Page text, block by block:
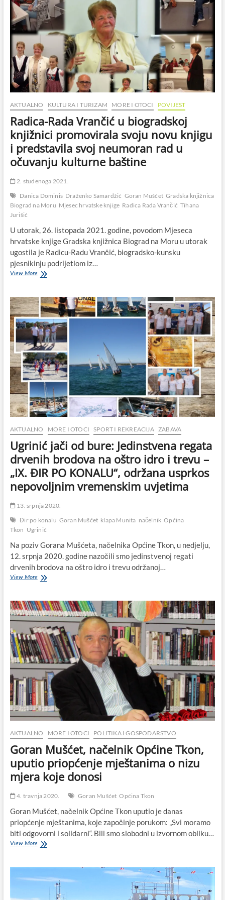
AKTUALNO KULTURA I TURIZAM MORE I OTOCI POVIJEST
Radica-Rada Vrančić u biogradskoj
knjižnici promovirala svoju novu knjigu
i predstavila svoj neumoran rad u
očuvanju kulturne baštine
2. studenoga 2021.
Danica Dominis Draženko Samardžić Goran Mušćet Gradska knjižnica
Biograd na Moru Mjesec hrvatske knjige Radica Rada Vrančić Tihana
Jurišić
U utorak, 26. listopada 2021. godine, povodom Mjeseca
hrvatske knjige Gradska knjižnica Biograd na Moru u utorak
ugostila je Radicu-Radu Vrančić, biogradsko-kunsku
pjesnikinju podrijetlom iz…
View MoreRadica-
u
biogradskoj
knjižnici
promovirala
svoju
novu
knjigu
i
predstavila
svoj
neumoran
rad
u
očuvanju
kulturne
baštine
AKTUALNO MORE I OTOCI SPORT I REKREACIJA ZABAVA
Ugrinić jači od bure: Jedinstvena regata
drvenih brodova na oštro idro i trevu –
„IX. ĐIR PO KONALU“, održana usprkos
nepovoljnim vremenskim uvjetima
13. srpnja 2020.
Đir po konalu Goran Mušćet klapa Munita načelnik Općina
Tkon Ugrinić
Na poziv Gorana Mušćeta, načelnika Općine Tkon, u nedjelju,
12. srpnja 2020. godine nazočili smo jedinstvenoj regati
drvenih brodova na oštro idro i trevu održanoj…
View MoreUgrinić
bure:
Jedinstvena
regata
drvenih
brodova
na
oštro
idro
trevu
–
„IX.
ĐIR
PO
KONALU“,
održana
usprkos
nepovoljnim
vremenskim
uvjetima
AKTUALNO MORE I OTOCI POLITIKA I GOSPODARSTVO
Goran Mušćet, načelnik Općine Tkon,
uputio priopćenje mještanima o nizu
mjera koje donosi
4. travnja 2020. Goran Mušćet Općina Tkon
Goran Mušćet, načelnik Općine Tkon uputio je danas
priopćenje mještanima, koje započinje porukom: „Svi moramo
biti odgovorni i solidarni“. Bili smo slobodni u izvornom obliku…
View MoreGoran
Tkon,
priopćenje